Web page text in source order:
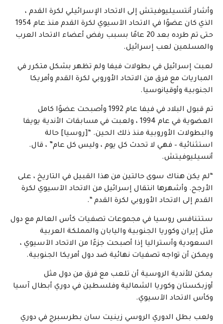
وأشار أنتسيليوفيتش إلى الاتحاد الإسرائيلي لكرة القدم ،
الذي كان عضوًا في الاتحاد الآسيوي لكرة القدم منذ عام 1954
حتى تم طرده بعد 20 عامًا بسبب رفض أعضاء الاتحاد العرب
والمسلمين لعب إسرائيل.
لعبت إسرائيل في بطولات فيفا ولم تظهر بشكل متكرر في
المباريات مع فرق من الاتحاد الأوروبي لكرة القدم وأمريكا
الجنوبية وأوقيانوسيا.
تم قبول البلاد في فيفا عام 1992 وأصبحت عضوًا كامل
العضوية في عام 1994 ، ولعبت في مسابقات الأندية يويفا
والبطولات الأوروبية منذ ذلك الحين. “[روسيا] حالة
استثنائية – فهي لا تحدث كل يوم ، وليس كل عام” ، قال.
أنسيليوفيتش.
“لم يكن هناك سوى حالتين من هذا القبيل في التاريخ ، على
الأرجح. وأشهرها انتقال إسرائيل من الاتحاد الآسيوي لكرة
القدم إلى الاتحاد الأوروبي لكرة القدم “.
ستتنافس روسيا في مجموعات تصفيات كأس العالم مع دول
مثل إيران وكوريا الجنوبية واليابان والمملكة العربية
السعودية وأستراليا إذا أصبحت جزءًا من الاتحاد الآسيوي ،
ويمكن أن تواجه تصفيات نهائية ضد دول أمريكا الجنوبية.
يمكن للأندية الروسية أن تلعب مع فرق من دول مثل
أوزبكستان وكوريا الشمالية وفلسطين في دوري أبطال آسيا
وكأس الاتحاد الآسيوي.
ولعب بطل الدوري الروسي زينيت سان بطرسبرج في دوري